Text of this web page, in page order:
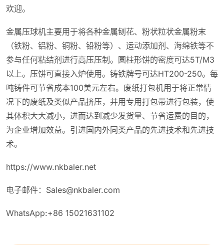
欢迎。
金属压球机主要用于将各种金属刨花、粉状粒状金属粉末
（铁粉、铝粉、铜粉、铅粉等）、运动添加剂、海绵铁等不
参与任何粘结剂进行高压压制。圆柱形饼的密度可达5T/M3
以上。压饼可直接入炉使用。铸铁牌号可达HT200-250。每
吨铸件可节省成本100美元左右。废纸打包机用于将正常情
况下的废纸及类似产品挤压，并用专用打包带进行包装，使
其体积大大减小，进而达到减少发货量、节省运费的目的，
为企业增加效益。引进国内外同类产品的先进技术和先进技
术。
https://www.nkbaler.net
电子邮件：Sales@nkbaler.com
WhatsApp:+86 15021631102